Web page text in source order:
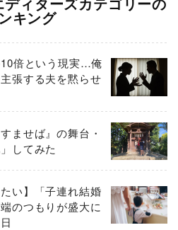
キング
倍という現実…俺
張する夫を黙らせ
ませば』の舞台・
してみた
い】「子連れ結婚
のつもりが盛大に